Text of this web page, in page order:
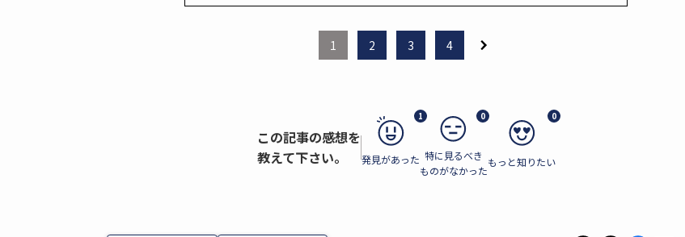
1 2 3 4
この記事の感想を
教えて下さい。
1
発見があった
0
特に見るべき
ものがなかった
0
もっと知りたい